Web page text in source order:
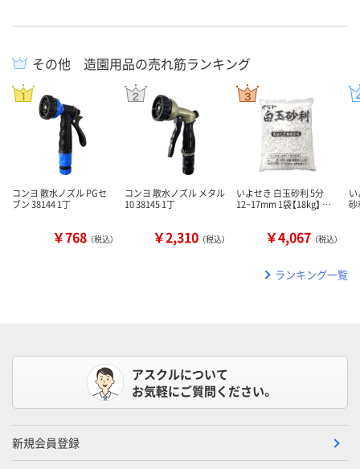
その他 造園用品の売れ筋ランキング
コンヨ 散水ノズル PGセ
ブン 38144 1丁
￥768 （税込）
コンヨ 散水ノズル メタル
10 38145 1丁
￥2,310 （税込）
いよせき 白玉砂利 5分
12~17mm 1袋【18kg】 …
￥4,067 （税込）
砂
ランキング一覧
アスクルについて
お気軽にご質問ください。
新規会員登録